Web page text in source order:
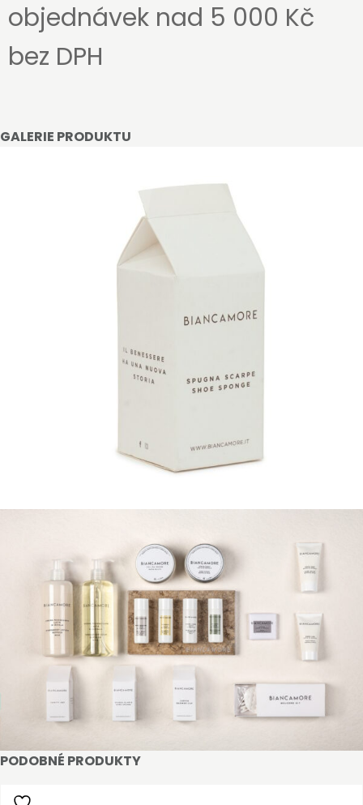
GALERIE PRODUKTU
objednávek nad 5 000 Kč
bez DPH
PODOBNÉ PRODUKTY
Stát se klientem velkoobchodu Bohéme Collection
je jednoduché, stačí podnikat a mít platné IČO.
Kromě snadnějšího procesu objednávek můžete
získat slevy až do výše 25 % v závislosti na velikosti
vašeho zařízení.
Registrovat